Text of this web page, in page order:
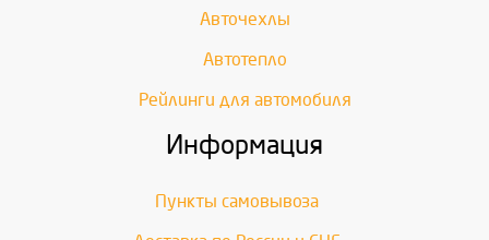
Авточехлы
Автотепло
Рейлинги для автомобиля
Информация
Пункты самовывоза